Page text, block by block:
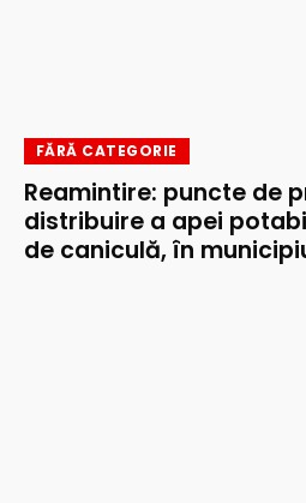
FĂRĂ CATEGORIE
Reamintire: puncte de
distribuire a apei
de caniculă, în